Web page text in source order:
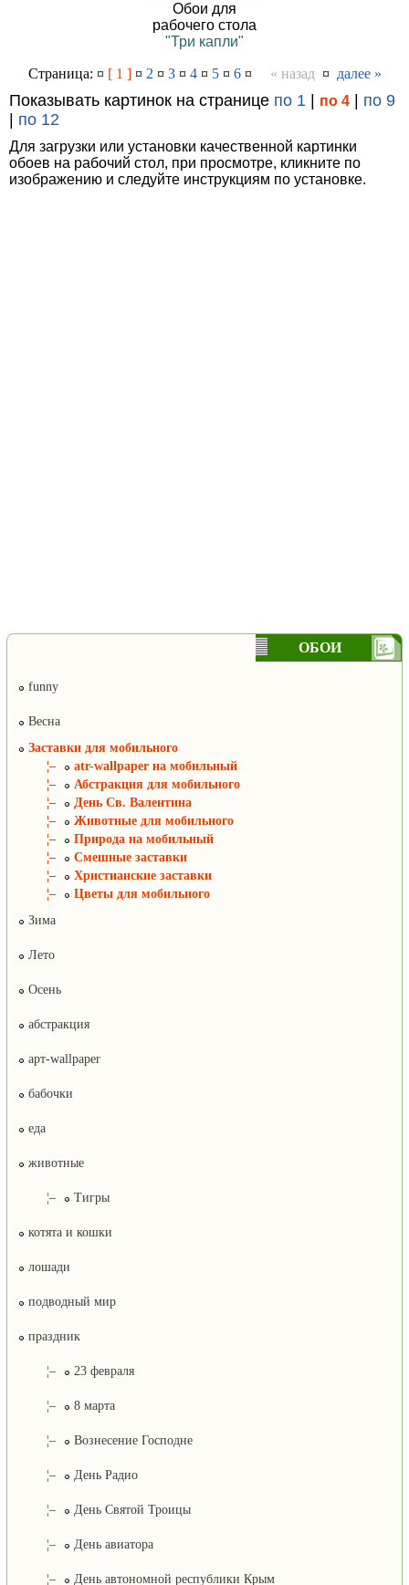
Обои для
рабочего стола
"Три капли"
Страница: ¤ [ 1 ]¤ 2 ¤ 3¤ 4¤ 5¤ 6¤ « назад ¤ далее »
Показывать картинок на странице по 1 по 4
по 9
по 12
Для загрузки или установки качественной картинки
обоев на рабочий стол, при просмотре, кликните по
изображению и следуйте инструкциям по установке.
ОБОИ
funny
Весна
Заставки для мобильного
¦–
atr-wallpaper на мобильный
¦–
Абстракция для мобильного
¦–
День Св. Валентина
¦–
Животные для мобильного
¦–
Природа на мобильный
¦–
Смешные заставки
¦–
Христианские заставки
¦–
Цветы для мобильного
Зима
Лето
Осень
абстракция
арт-wallpaper
бабочки
еда
животные
¦– Тигры
котята и кошки
лошади
подводный мир
праздник
¦– 23 февраля
¦– 8 марта
¦– Вознесение Господне
¦– День Радио
¦– День Святой Троицы
¦– День авиатора
¦– День автономной республики Крым